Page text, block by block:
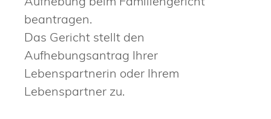
beantragen.
Das Gericht stellt den
Aufhebungsantrag Ihrer
Lebenspartnerin oder Ihrem
Lebenspartner zu.